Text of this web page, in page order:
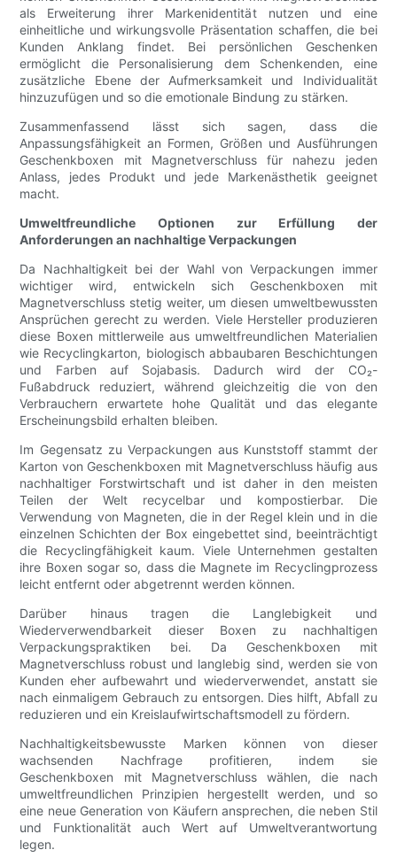
als Erweiterung ihrer Markenidentität nutzen und eine
einheitliche und wirkungsvolle Präsentation schaffen, die bei
Kunden Anklang findet. Bei persönlichen Geschenken
ermöglicht die Personalisierung dem Schenkenden, eine
zusätzliche Ebene der Aufmerksamkeit und Individualität
hinzuzufügen und so die emotionale Bindung zu stärken.
Zusammenfassend lässt sich sagen, dass die
Anpassungsfähigkeit an Formen, Größen und Ausführungen
Geschenkboxen mit Magnetverschluss für nahezu jeden
Anlass, jedes Produkt und jede Markenästhetik geeignet
macht.
Umweltfreundliche Optionen zur Erfüllung der
Anforderungen an nachhaltige Verpackungen
Da Nachhaltigkeit bei der Wahl von Verpackungen immer
wichtiger wird, entwickeln sich Geschenkboxen mit
Magnetverschluss stetig weiter, um diesen umweltbewussten
Ansprüchen gerecht zu werden. Viele Hersteller produzieren
diese Boxen mittlerweile aus umweltfreundlichen Materialien
wie Recyclingkarton, biologisch abbaubaren Beschichtungen
und Farben auf Sojabasis. Dadurch wird der CO₂-
Fußabdruck reduziert, während gleichzeitig die von den
Verbrauchern erwartete hohe Qualität und das elegante
Erscheinungsbild erhalten bleiben.
Im Gegensatz zu Verpackungen aus Kunststoff stammt der
Karton von Geschenkboxen mit Magnetverschluss häufig aus
nachhaltiger Forstwirtschaft und ist daher in den meisten
Teilen der Welt recycelbar und kompostierbar. Die
Verwendung von Magneten, die in der Regel klein und in die
einzelnen Schichten der Box eingebettet sind, beeinträchtigt
die Recyclingfähigkeit kaum. Viele Unternehmen gestalten
ihre Boxen sogar so, dass die Magnete im Recyclingprozess
leicht entfernt oder abgetrennt werden können.
Darüber hinaus tragen die Langlebigkeit und
Wiederverwendbarkeit dieser Boxen zu nachhaltigen
Verpackungspraktiken bei. Da Geschenkboxen mit
Magnetverschluss robust und langlebig sind, werden sie von
Kunden eher aufbewahrt und wiederverwendet, anstatt sie
nach einmaligem Gebrauch zu entsorgen. Dies hilft, Abfall zu
reduzieren und ein Kreislaufwirtschaftsmodell zu fördern.
Nachhaltigkeitsbewusste Marken können von dieser
wachsenden Nachfrage profitieren, indem sie
Geschenkboxen mit Magnetverschluss wählen, die nach
umweltfreundlichen Prinzipien hergestellt werden, und so
eine neue Generation von Käufern ansprechen, die neben Stil
und Funktionalität auch Wert auf Umweltverantwortung
legen.